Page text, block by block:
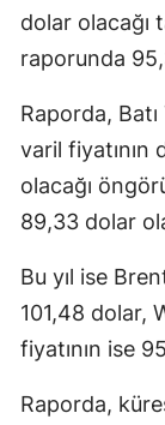
dolar olacağı
raporunda
Raporda,
varil fiyatının
olacağı
89,33 dolar
Bu yıl ise
101,48 dolar,
fiyatının ise
Raporda,